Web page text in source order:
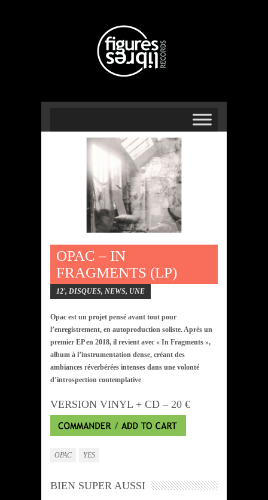
OPAC – IN
FRAGMENTS (LP)
12', DISQUES, NEWS, UNE
Opac est un projet pensé avant tout pour
l’enregistrement, en autoproduction soliste. Après un
premier EP en 2018, il revient avec « In Fragments »,
album à l’instrumentation dense, créant des
ambiances réverbérées intenses dans une volonté
d’introspection contemplative
VERSION VINYL + CD – 20 €
OPAC YES
BIEN SUPER AUSSI